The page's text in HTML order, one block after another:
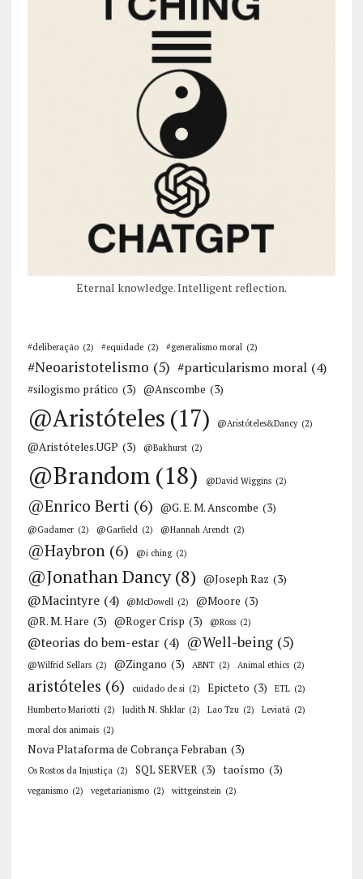
Eternal knowledge. Intelligent reflection.
#deliberação (2) #equidade (2) #generalismo moral (2)
#Neoaristotelismo (5) #particularismo moral (4)
#silogismo prático (3) @Anscombe (3)
@Aristóteles (17) @Aristóteles&Dancy (2)
@Aristóteles.UGP (3) @Bakhurst (2)
@Brandom (18) @David Wiggins (2)
@Enrico Berti (6) @G. E. M. Anscombe (3)
@Gadamer (2) @Garfield (2) @Hannah Arendt (2)
@Haybron (6) @i ching (2)
@Jonathan Dancy (8) @Joseph Raz (3)
@Macintyre (4) @McDowell (2) @Moore (3)
@R. M. Hare (3) @Roger Crisp (3) @Ross (2)
@teorias do bem-estar (4) @Well-being (5)
@Wilfrid Sellars (2) @Zingano (3) ABNT (2) Animal ethics (2)
aristóteles (6) cuidado de si (2) Epicteto (3) ETL (2)
Humberto Mariotti (2) Judith N. Shklar (2) Lao Tzu (2) Leviatã (2)
moral dos animais (2)
Nova Plataforma de Cobrança Febraban (3)
Os Rostos da Injustiça (2) SQL SERVER (3) taoísmo (3)
veganismo (2) vegetarianismo (2) wittgeinstein (2)